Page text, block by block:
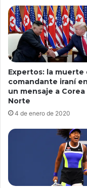
Expertos: la muerte
comandante iraní
un mensaje a
Norte
4 de enero de 2020